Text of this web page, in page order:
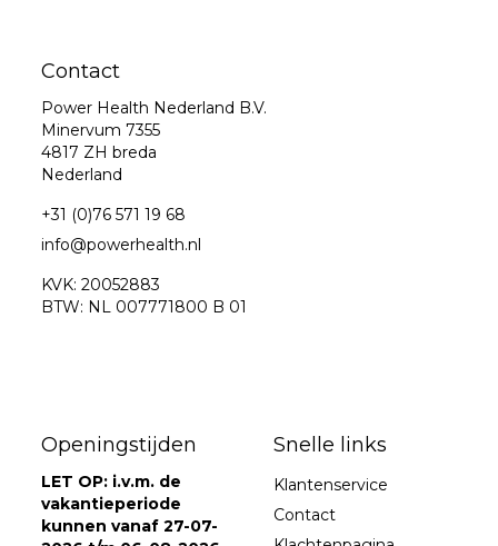
Contact
Power Health Nederland B.V.
Minervum 7355
4817 ZH breda
Nederland
+31 (0)76 571 19 68
info@powerhealth.nl
KVK: 20052883
BTW: NL 007771800 B 01
Openingstijden
LET OP: i.v.m. de
vakantieperiode
kunnen vanaf 27-07-
Snelle links
Klantenservice
Contact